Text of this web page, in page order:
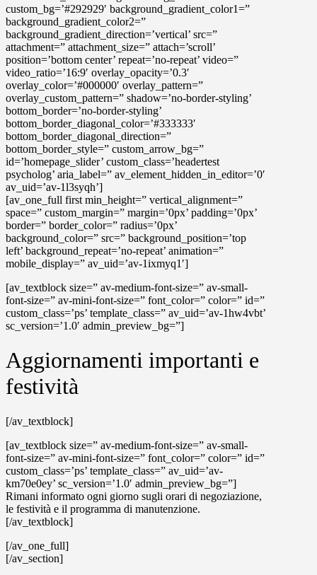
custom_bg=’#292929′ background_gradient_color1=”
background_gradient_color2=”
background_gradient_direction=’vertical’ src=”
attachment=” attachment_size=” attach=’scroll’
position=’bottom center’ repeat=’no-repeat’ video=”
video_ratio=’16:9′ overlay_opacity=’0.3′
overlay_color=’#000000′ overlay_pattern=”
overlay_custom_pattern=” shadow=’no-border-styling’
bottom_border=’no-border-styling’
bottom_border_diagonal_color=’#333333′
bottom_border_diagonal_direction=”
bottom_border_style=” custom_arrow_bg=”
id=’homepage_slider’ custom_class=’headertest
psycholog’ aria_label=” av_element_hidden_in_editor=’0′
av_uid=’av-1l3syqh’]
[av_one_full first min_height=” vertical_alignment=”
space=” custom_margin=” margin=’0px’ padding=’0px’
border=” border_color=” radius=’0px’
background_color=” src=” background_position=’top
left’ background_repeat=’no-repeat’ animation=”
mobile_display=” av_uid=’av-1ixmyq1′]
[av_textblock size=” av-medium-font-size=” av-small-
font-size=” av-mini-font-size=” font_color=” color=” id=”
custom_class=’ps’ template_class=” av_uid=’av-1hw4vbt’
sc_version=’1.0′ admin_preview_bg=”]
Aggiornamenti importanti e
festività
[/av_textblock]
[av_textblock size=” av-medium-font-size=” av-small-
font-size=” av-mini-font-size=” font_color=” color=” id=”
custom_class=’ps’ template_class=” av_uid=’av-
km70e0ey’ sc_version=’1.0′ admin_preview_bg=”]
Rimani informato ogni giorno sugli orari di negoziazione,
le festività e il programma di manutenzione.
[/av_textblock]
[/av_one_full]
[/av_section]